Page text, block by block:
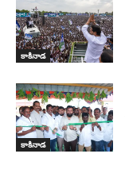
కాకినాడ
కాకినాడ